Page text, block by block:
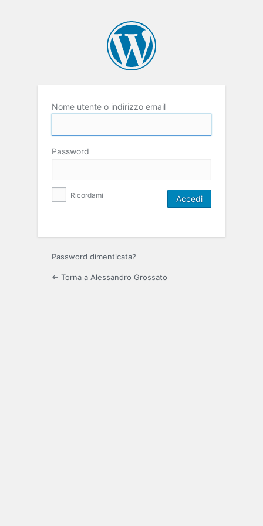
Nome utente o indirizzo email
Password
Ricordami
Password dimenticata?
← Torna a Alessandro Grossato